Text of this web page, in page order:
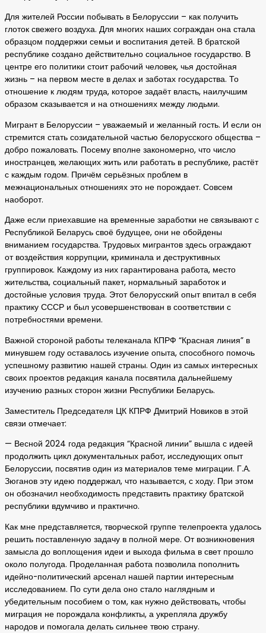
Для жителей России побывать в Белоруссии – как получить
глоток свежего воздуха. Для многих наших сограждан она стала
образцом поддержки семьи и воспитания детей. В братской
республике создано действительно социальное государство. В
центре его политики стоит рабочий человек, чья достойная
жизнь – на первом месте в делах и заботах государства. То
отношение к людям труда, которое задаёт власть, наилучшим
образом сказывается и на отношениях между людьми.
Мигрант в Белоруссии – уважаемый и желанный гость. И если он
стремится стать созидательной частью белорусского общества –
добро пожаловать. Посему вполне закономерно, что число
иностранцев, желающих жить или работать в республике, растёт
с каждым годом. Причём серьёзных проблем в
межнациональных отношениях это не порождает. Совсем
наоборот.
Даже если приехавшие на временные заработки не связывают с
Республикой Беларусь своё будущее, они не обойдены
вниманием государства. Трудовых мигрантов здесь ограждают
от воздействия коррупции, криминала и деструктивных
группировок. Каждому из них гарантирована работа, место
жительства, социальный пакет, нормальный заработок и
достойные условия труда. Этот белорусский опыт впитал в себя
практику СССР и был усовершенствован в соответствии с
потребностями времени.
Важной стороной работы телеканала КПРФ “Красная линия” в
минувшем году оставалось изучение опыта, способного помочь
успешному развитию нашей страны. Один из самых интересных
своих проектов редакция канала посвятила дальнейшему
изучению разных сторон жизни Республики Беларусь.
Заместитель Председателя ЦК КПРФ Дмитрий Новиков в этой
связи отмечает:
— Весной 2024 года редакция “Красной линии” вышла с идеей
продолжить цикл документальных работ, исследующих опыт
Белоруссии, посвятив один из материалов теме миграции. Г.А.
Зюганов эту идею поддержал, что называется, с ходу. При этом
он обозначил необходимость представить практику братской
республики вдумчиво и практично.
Как мне представляется, творческой группе телепроекта удалось
решить поставленную задачу в полной мере. От возникновения
замысла до воплощения идеи и выхода фильма в свет прошло
около полугода. Проделанная работа позволила пополнить
идейно-политический арсенал нашей партии интересным
исследованием. По сути дела оно стало наглядным и
убедительным пособием о том, как нужно действовать, чтобы
миграция не порождала конфликты, а укрепляла дружбу
народов и помогала делать сильнее твою страну.